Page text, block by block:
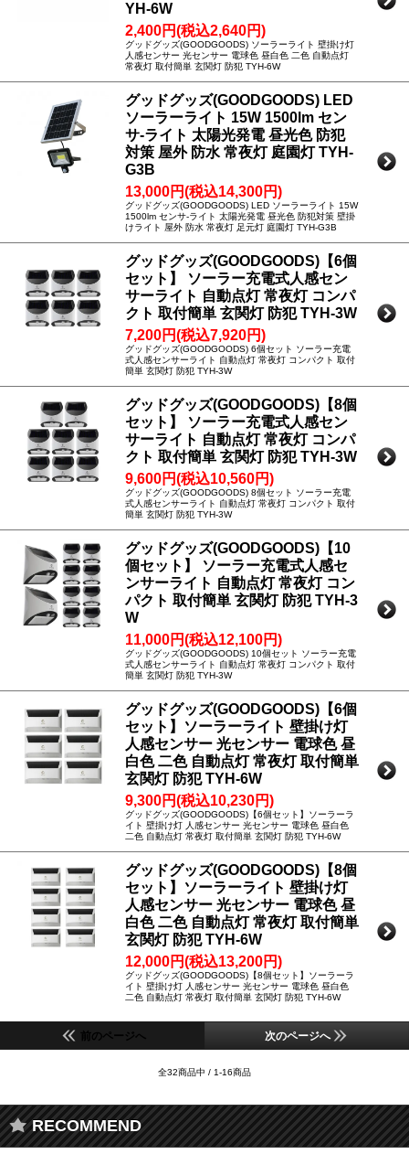
YH-6W
2,400円(税込2,640円)
グッドグッズ(GOODGOODS) ソーラーライト 壁掛け灯
人感センサー 光センサー 電球色 昼白色 二色 自動点灯
常夜灯 取付簡単 玄関灯 防犯 TYH-6W
グッドグッズ(GOODGOODS) LED
ソーラーライト 15W 1500lm セン
サ-ライト 太陽光発電 昼光色 防犯
対策 屋外 防水 常夜灯 庭園灯 TYH-
G3B
13,000円(税込14,300円)
グッドグッズ(GOODGOODS) LED ソーラーライト 15W
1500lm センサ-ライト 太陽光発電 昼光色 防犯対策 壁掛
けライト 屋外 防水 常夜灯 足元灯 庭園灯 TYH-G3B
グッドグッズ(GOODGOODS)【6個
セット】 ソーラー充電式人感セン
サーライト 自動点灯 常夜灯 コンパ
クト 取付簡単 玄関灯 防犯 TYH-3W
7,200円(税込7,920円)
グッドグッズ(GOODGOODS) 6個セット ソーラー充電
式人感センサーライト 自動点灯 常夜灯 コンパクト 取付
簡単 玄関灯 防犯 TYH-3W
グッドグッズ(GOODGOODS)【8個
セット】 ソーラー充電式人感セン
サーライト 自動点灯 常夜灯 コンパ
クト 取付簡単 玄関灯 防犯 TYH-3W
9,600円(税込10,560円)
グッドグッズ(GOODGOODS) 8個セット ソーラー充電
式人感センサーライト 自動点灯 常夜灯 コンパクト 取付
簡単 玄関灯 防犯 TYH-3W
グッドグッズ(GOODGOODS)【10
個セット】 ソーラー充電式人感セ
ンサーライト 自動点灯 常夜灯 コン
パクト 取付簡単 玄関灯 防犯 TYH-3
W
11,000円(税込12,100円)
グッドグッズ(GOODGOODS) 10個セット ソーラー充電
式人感センサーライト 自動点灯 常夜灯 コンパクト 取付
簡単 玄関灯 防犯 TYH-3W
グッドグッズ(GOODGOODS)【6個
セット】ソーラーライト 壁掛け灯
人感センサー 光センサー 電球色 昼
白色 二色 自動点灯 常夜灯 取付簡単
玄関灯 防犯 TYH-6W
9,300円(税込10,230円)
グッドグッズ(GOODGOODS)【6個セット】ソーラーラ
イト 壁掛け灯 人感センサー 光センサー 電球色 昼白色
二色 自動点灯 常夜灯 取付簡単 玄関灯 防犯 TYH-6W
グッドグッズ(GOODGOODS)【8個
セット】ソーラーライト 壁掛け灯
人感センサー 光センサー 電球色 昼
白色 二色 自動点灯 常夜灯 取付簡単
玄関灯 防犯 TYH-6W
12,000円(税込13,200円)
グッドグッズ(GOODGOODS)【8個セット】ソーラーラ
イト 壁掛け灯 人感センサー 光センサー 電球色 昼白色
二色 自動点灯 常夜灯 取付簡単 玄関灯 防犯 TYH-6W
前のページへ 次のページへ
全32商品中 / 1-16商品
RECOMMEND